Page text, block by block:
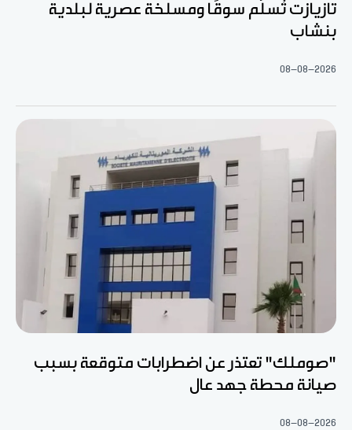
تازيازت تُسلّم سوقًا ومسلخة عصرية لبلدية
بنشاب
08-08-2026
"صوملك" تعتذر عن اضطرابات متوقعة بسبب
صيانة محطة جهد عال
08-08-2026